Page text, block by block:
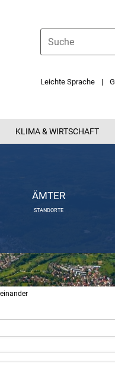
Leichte Sprache
KLIMA & WIRTSCHAFT
ÄMTER
STANDORTE